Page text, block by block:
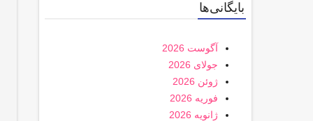
بایگانی‌ها
آگوست 2026
جولای 2026
ژوئن 2026
فوریه 2026
ژانویه 2026